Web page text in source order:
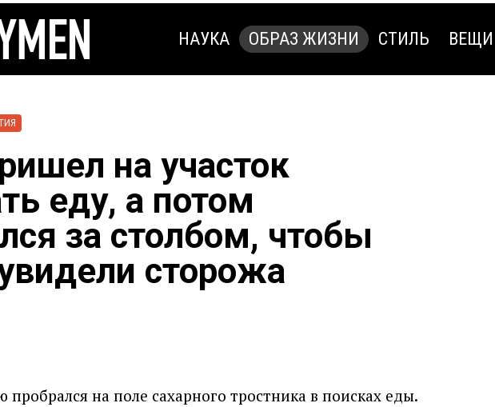
НАУКА ОБРАЗ ЖИЗНИ СТИЛЬ ВЕЩИ
на участок
еду, а потом
за столбом, чтобы
сторожа
пробрался на поле сахарного тростника в поисках еды.